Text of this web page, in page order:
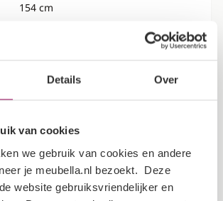
Details Over
van cookies
we gebruik van cookies en andere
je meubella.nl bezoekt. Deze
website gebruiksvriendelijker en
154 cm
Beige met zwart